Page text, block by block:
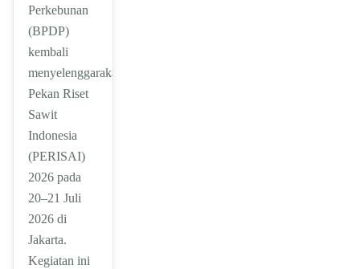
Perkebunan
(BPDP)
kembali
menyelenggarakan
Pekan Riset
Sawit
Indonesia
(PERISAI)
2026 pada
20–21 Juli
2026 di
Jakarta.
Kegiatan ini